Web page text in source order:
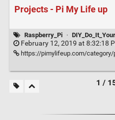
Projects - Pi My Life up
Raspberry_Pi ·
February 12, 2019 at 8:32:18
https://pimylifeup.com/category/
1 /